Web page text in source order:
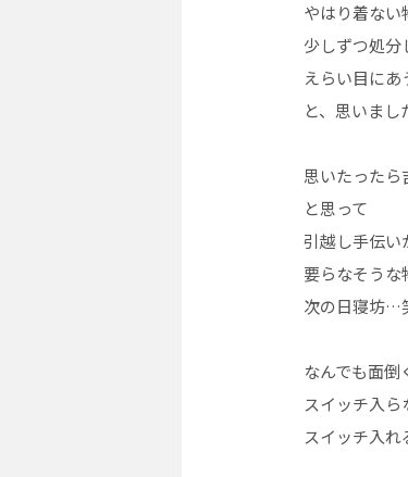
やはり着ない
少しずつ処分
えらい目に
と、思いまし
思いたったら
と思って
引越し手伝い
要らなそうな
次の日寝坊…
なんでも面倒
スイッチ入
スイッチ入